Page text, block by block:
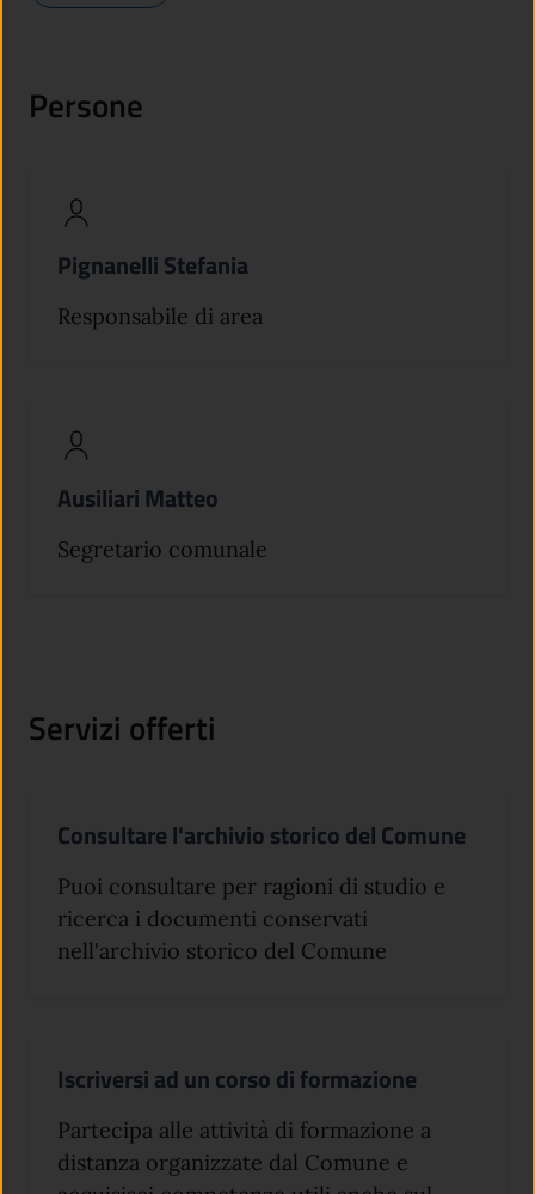
Persone
Pignanelli Stefania
Responsabile di area
Ausiliari Matteo
Segretario comunale
Servizi offerti
Consultare l'archivio storico del Comune
Puoi consultare per ragioni di studio e
ricerca i documenti conservati
nell'archivio storico del Comune
Iscriversi ad un corso di formazione
Partecipa alle attività di formazione a
distanza organizzate dal Comune e